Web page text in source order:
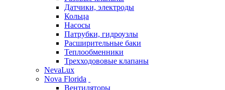
Датчики, электроды
Кольца
Насосы
Патрубки, гидроузлы
Расширительные баки
Теплообменники
Трехходововые клапаны
NevaLux
Nova Florida
Вентиляторы